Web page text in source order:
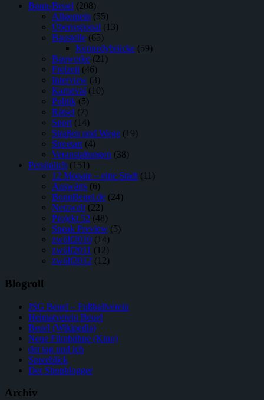
Bonn-Beuel (208)
Allgemein (55)
Überregional (13)
Baustelle (65)
Kennedybrücke (59)
Bauwerke (21)
Freizeit (46)
Interview (3)
Karneval (10)
Politik (5)
Rätsel (7)
Sport (14)
Straßen und Wege (19)
Streetart (4)
Veranstaltungen (38)
Persönlich (151)
12 Monate – eine Stadt (11)
Auswärts (6)
BonnBeuel.de (24)
Netzwelt (22)
Projekt 52 (48)
Sneak Preview (5)
zwölf2010 (14)
zwölf2011 (12)
zwölf2012 (12)
Blogroll
JSG Beuel – Fußballverein
Heimatverein Beuel
Beuel (Wikipedia)
Neue Filmbühne (Kino)
der tag und ich
Spreeblick
Der Shopblogger
Archiv